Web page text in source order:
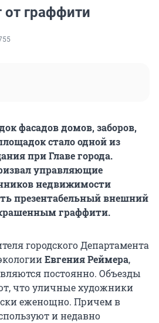
от граффити
фасадов домов, заборов,
стало одной из
при Главе города.
управляющие
недвижимости
презентабельный внешний
граффити.
городского Департамента
Евгения Реймера,
постоянно. Объезды
что уличные художники
еженощно. Причем в
и недавно